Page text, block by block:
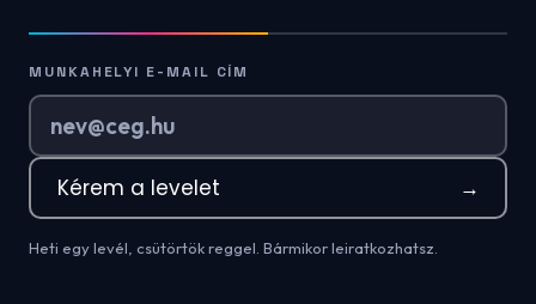
MUNKAHELYI E-MAIL CÍM
Kérem a levelet →
Heti egy levél, csütörtök reggel. Bármikor leiratkozhatsz.